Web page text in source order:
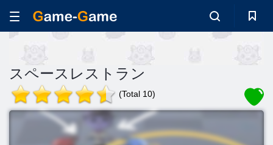
スペースレストラン
(Total 10)